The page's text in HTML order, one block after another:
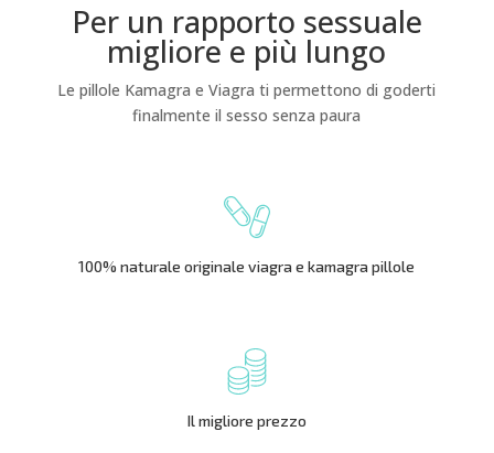
Per un rapporto sessuale
migliore e più lungo
Le pillole Kamagra e Viagra ti permettono di goderti
finalmente il sesso senza paura
100% naturale originale viagra e kamagra pillole
Il migliore prezzo